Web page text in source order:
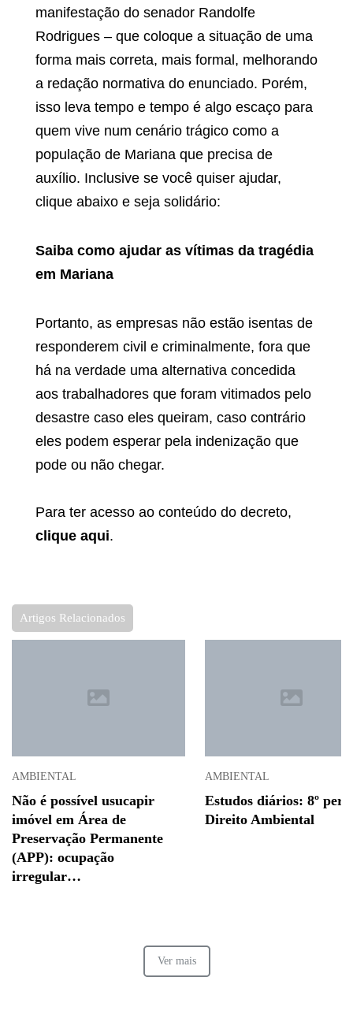
manifestação do senador Randolfe
Rodrigues – que coloque a situação de uma
forma mais correta, mais formal, melhorando
a redação normativa do enunciado. Porém,
isso leva tempo e tempo é algo escaço para
quem vive num cenário trágico como a
população de Mariana que precisa de
auxílio. Inclusive se você quiser ajudar,
clique abaixo e seja solidário:
Saiba como ajudar as vítimas da tragédia
em Mariana
Portanto, as empresas não estão isentas de
responderem civil e criminalmente, fora que
há na verdade uma alternativa concedida
aos trabalhadores que foram vitimados pelo
desastre caso eles queiram, caso contrário
eles podem esperar pela indenização que
pode ou não chegar.
Para ter acesso ao conteúdo do decreto,
clique aqui.
Artigos Relacionados
AMBIENTAL
Não é possível usucapir
imóvel em Área de
Preservação Permanente
(APP): ocupação
irregular…
AMBIENTAL
Estudos diários: 8º
Direito Ambiental
Ver mais